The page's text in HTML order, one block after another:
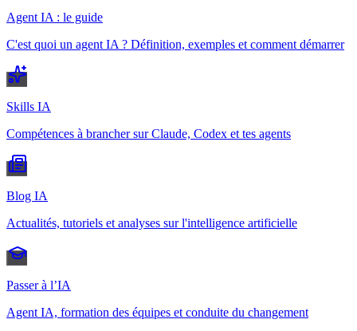
Agent IA : le guide
C'est quoi un agent IA ? Définition, exemples et comment démarrer
Skills IA
Compétences à brancher sur Claude, Codex et tes agents
Blog IA
Actualités, tutoriels et analyses sur l'intelligence artificielle
Passer à l’IA
Agent IA, formation des équipes et conduite du changement